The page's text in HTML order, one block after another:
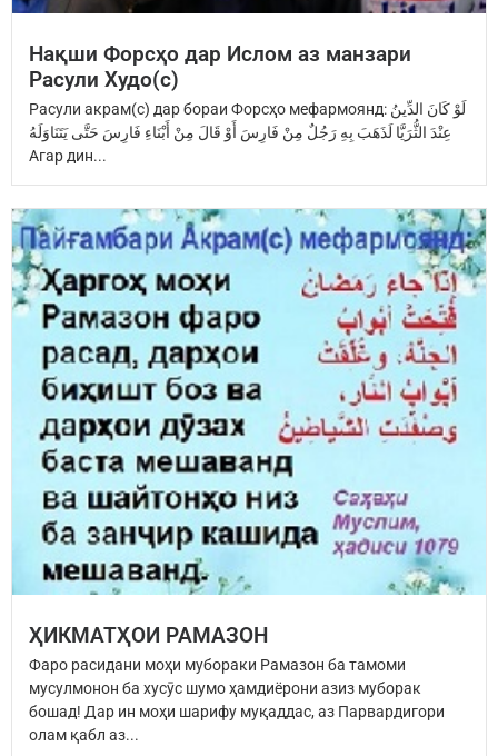
Нақши Форсҳо дар Ислом аз манзари
Расули Худо(с)
Расули акрам(с) дар бораи Форсҳо мефармоянд: ‏لَوْ كَانَ الدِّينُ
عِنْدَ ‏الثُّرَيَّا‏ ‏لَذَهَبَ بِهِ رَجُلٌ مِنْ فَارِسَ ‏أَوْ قَالَ مِنْ أَبْنَاءِ فَارِسَ ‏حَتَّى يَتَنَاوَلَهُ
Агар дин...
ҲИКМАТҲОИ РАМАЗОН
Фаро расидани моҳи мубораки Рамазон ба тамоми
мусулмонон ба хусӯс шумо ҳамдиёрони азиз муборак
бошад! Дар ин моҳи шарифу муқаддас, аз Парвардигори
олам қабл аз...